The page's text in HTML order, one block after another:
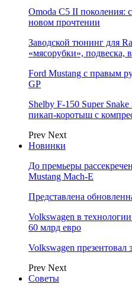
Omoda C5 II поколения:
новом прочтении
Заводской тюнинг для
«мясорубки»,
Ford Mustang с правым
GP
Shelby F-150 Super
пикап-коротыш с
Prev Next
Новинки
До премьеры
Mustang Mach-E
Представлена
Volkswagen в
60 млрд евро
Volkswagen презентовал
Prev Next
Советы